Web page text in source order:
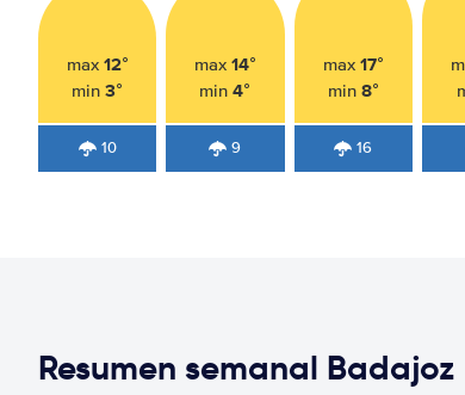
max 12°
min3°
10
max 14°
min4°
9
max 17°
min 8°
16
Resumen semanal Badajoz